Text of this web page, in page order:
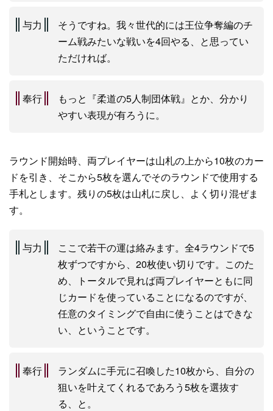
与力
そうですね。我々世代的には王位争奪編のチ
ーム戦みたいな戦いを4回やる、と思ってい
ただければ。
奉行
もっと『柔道の5人制団体戦』とか、分かり
やすい表現が有ろうに。
ラウンド開始時、両プレイヤーは山札の上から10枚のカー
ドを引き、そこから5枚を選んでそのラウンドで使用する
手札とします。残りの5枚は山札に戻し、よく切り混ぜま
す。
与力
ここで若干の運は絡みます。全4ラウンドで5
枚ずつですから、20枚使い切りです。このた
め、トータルで見れば両プレイヤーともに同
じカードを使っていることになるのですが、
任意のタイミングで自由に使うことはできな
い、ということです。
奉行
ランダムに手元に召喚した10枚から、自分の
狙いを叶えてくれるであろう5枚を選抜す
る、と。